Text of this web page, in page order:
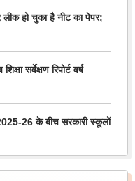
हो चुका है नीट का पेपर;
सर्वेक्षण रिपोर्ट वर्ष
26 के बीच सरकारी स्कूलों